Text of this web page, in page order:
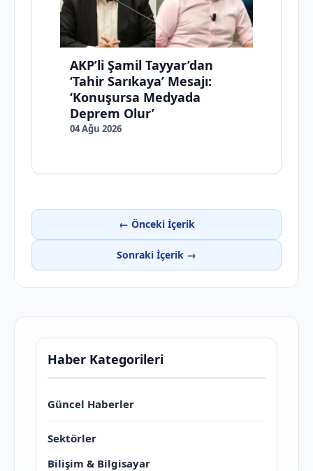
AKP’li Şamil Tayyar’dan
‘Tahir Sarıkaya’ Mesajı:
‘Konuşursa Medyada
Deprem Olur’
04 Ağu 2026
← Önceki İçerik
Sonraki İçerik →
Haber Kategorileri
Güncel Haberler
Sektörler
Bilişim & Bilgisayar